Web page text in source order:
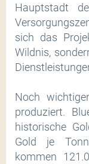
Hauptstadt
sich das
Wildnis,
Noch
produziert.
historische
Gold je
kommen